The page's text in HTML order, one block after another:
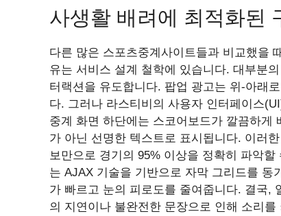
사생활 배려에 최적화된
다른 많은 스포츠중계사이트들과 비교했을
유는 서비스 설계 철학에 있습니다. 대부분
터랙션을 유도합니다. 팝업 광고는 위-아래
다. 그러나 라스티비의 사용자 인터페이스
중계 화면 하단에는 스코어보드가 깔끔하게
가 아닌 선명한 텍스트로 표시됩니다. 이러
보만으로 경기의 95% 이상을 정확히 파악
는 AJAX 기술을 기반으로 자막 그리드를 동
가 빠르고 눈의 피로도를 줄여줍니다. 결국,
의 지연이나 불완전한 문장으로 인해 소리